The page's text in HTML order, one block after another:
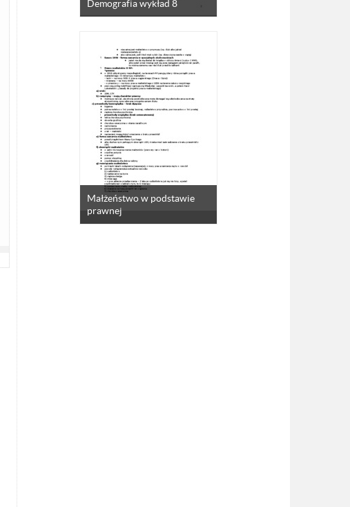
Demografia wykład 8
Małżeństwo w podstawie
prawnej